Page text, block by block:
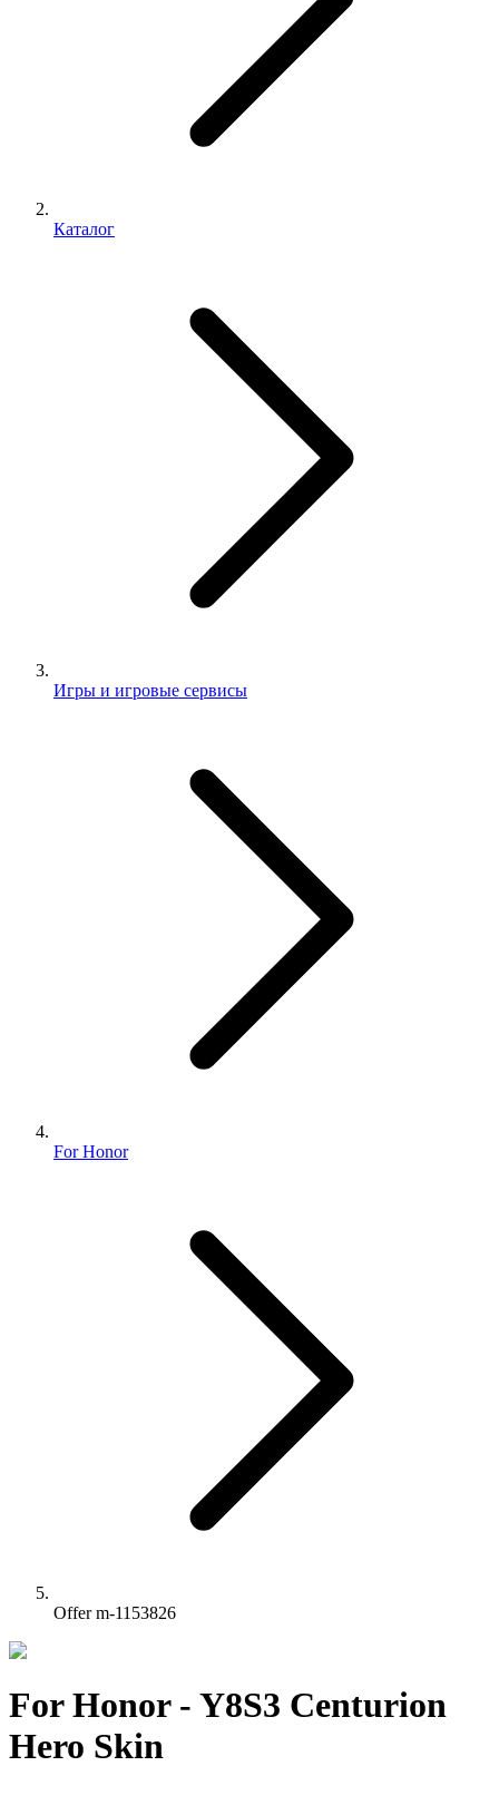
Каталог
Игры и игровые сервисы
For Honor
Offer m-1153826
For Honor - Y8S3 Centurion
Hero Skin